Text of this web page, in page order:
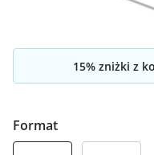
15% zniżki z
Format